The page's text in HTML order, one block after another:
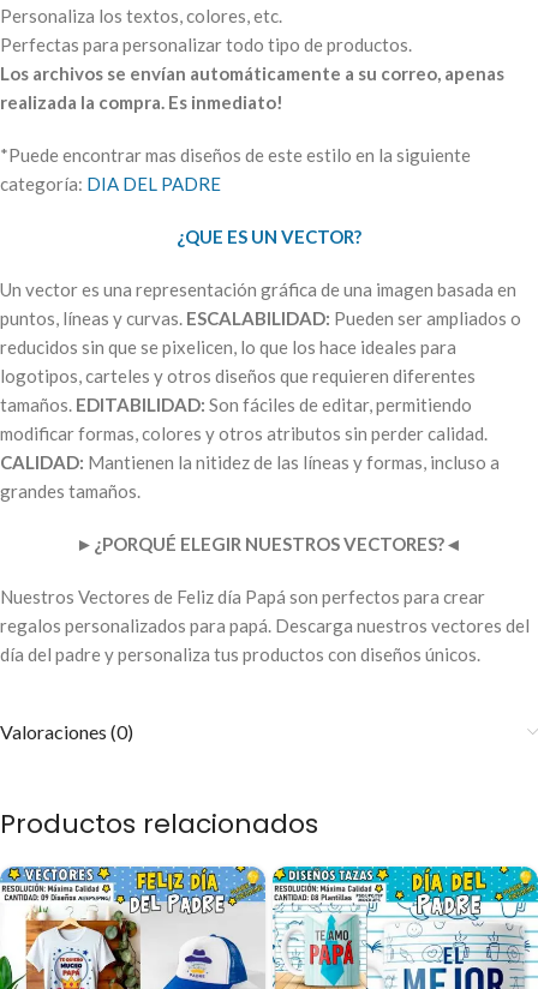
Personaliza los textos, colores, etc.
Perfectas para personalizar todo tipo de productos.
Los archivos se envían automáticamente a su correo, apenas
realizada la compra. Es inmediato!
*Puede encontrar mas diseños de este estilo en la siguiente
categoría: DIA DEL PADRE
¿QUE ES UN VECTOR?
Un vector es una representación gráfica de una imagen basada en
puntos, líneas y curvas. ESCALABILIDAD: Pueden ser ampliados o
reducidos sin que se pixelicen, lo que los hace ideales para
logotipos, carteles y otros diseños que requieren diferentes
tamaños. EDITABILIDAD: Son fáciles de editar, permitiendo
modificar formas, colores y otros atributos sin perder calidad.
CALIDAD: Mantienen la nitidez de las líneas y formas, incluso a
grandes tamaños.
► ¿PORQUÉ ELEGIR NUESTROS VECTORES?◄
Nuestros Vectores de Feliz día Papá son perfectos para crear
regalos personalizados para papá. Descarga nuestros vectores del
día del padre y personaliza tus productos con diseños únicos.
Valoraciones (0)
Productos relacionados